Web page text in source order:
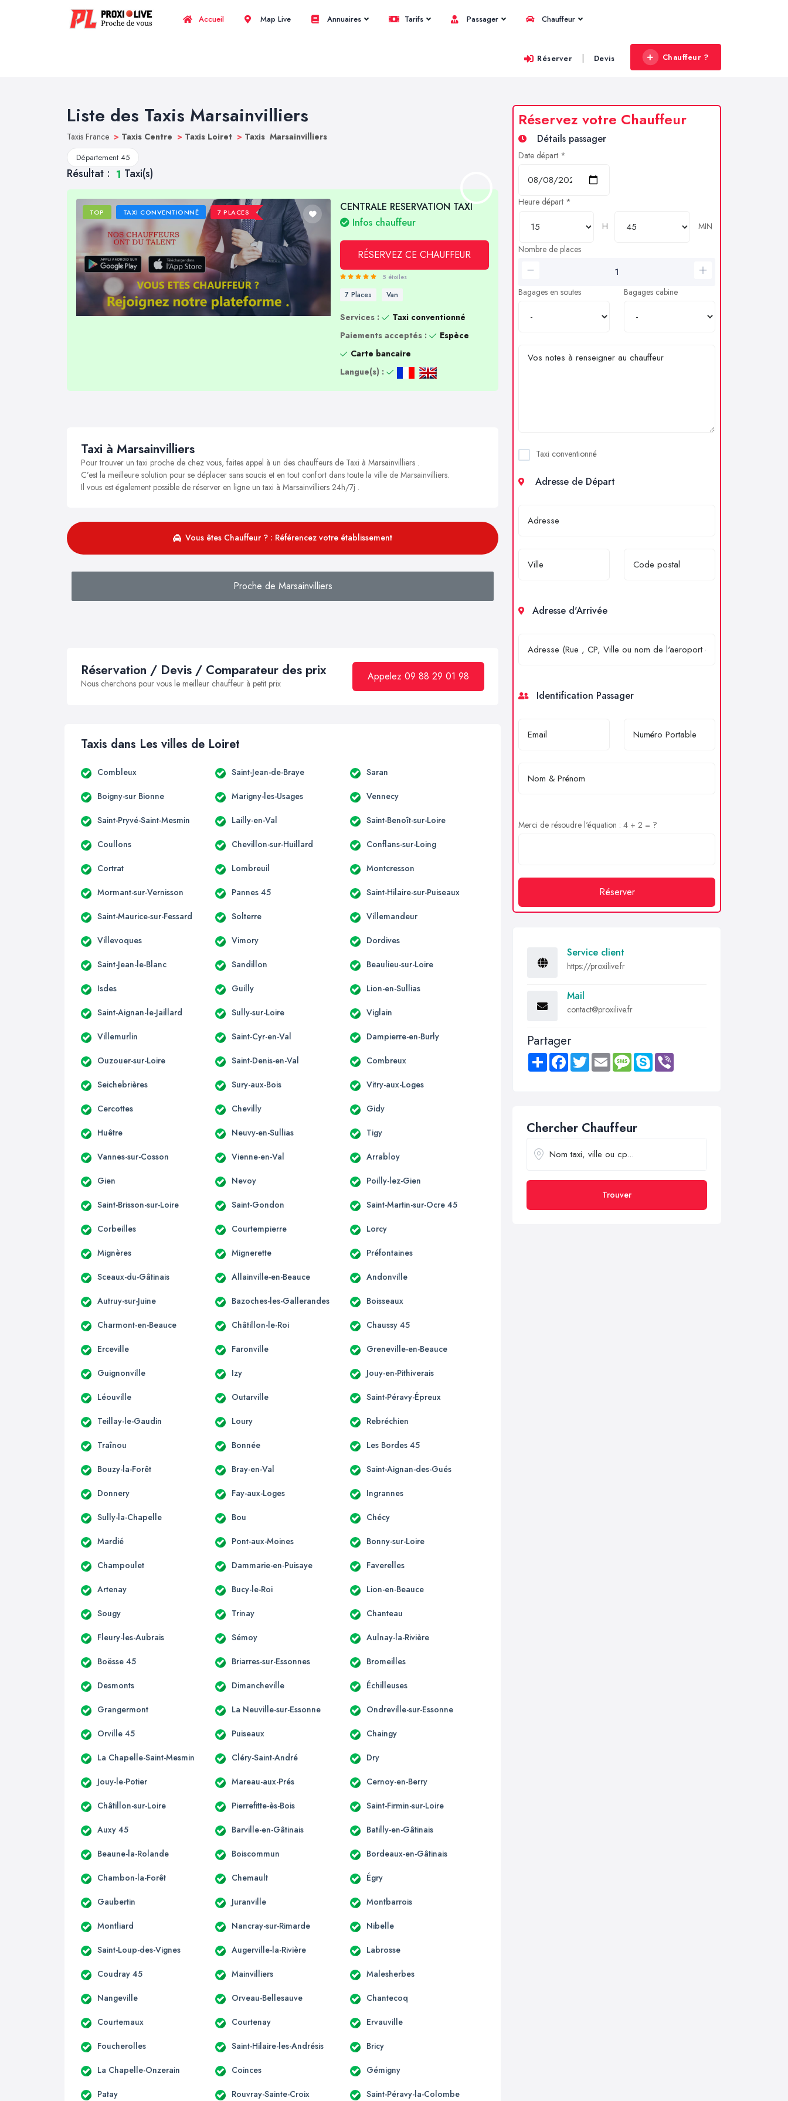
Accueil Map Live Annuaires Tarifs Passager Chauffeur
Réserver | Devis Chauffeur ?
Liste des Taxis Marsainvilliers
Taxis France > Taxis Centre > Taxis Loiret > Taxis Marsainvilliers
Département 45
Résultat : 1 Taxi(s)
TOP TAXI CONVENTIONNÉ 7 PLACES
CENTRALE RESERVATION TAXI
Infos chauffeur
RÉSERVEZ CE CHAUFFEUR
5 étoiles
7 Places Van
Services :
Taxi conventionné
Paiements acceptés :
Espèce
Carte bancaire
Langue(s) :
Taxi à Marsainvilliers
Pour trouver un taxi proche de chez vous, faites appel à un des chauffeurs de Taxi à Marsainvilliers .
C’est la meilleure solution pour se déplacer sans soucis et en tout confort dans toute la ville de Marsainvilliers.
Il vous est également possible de réserver en ligne un taxi à Marsainvilliers 24h/7j .
Vous êtes Chauffeur ? : Référencez votre établissement
Proche de Marsainvilliers
Réservation / Devis / Comparateur des prix
Nous cherchons pour vous le meilleur chauffeur à petit prix
Appelez 09 88 29 01 98
Taxis dans Les villes de Loiret
Combleux Saint-Jean-de-Braye Saran
Boigny-sur Bionne Marigny-les-Usages Vennecy
Saint-Pryvé-Saint-Mesmin Lailly-en-Val Saint-Benoît-sur-Loire
Coullons Chevillon-sur-Huillard Conflans-sur-Loing
Cortrat Lombreuil Montcresson
Mormant-sur-Vernisson Pannes 45 Saint-Hilaire-sur-Puiseaux
Saint-Maurice-sur-Fessard Solterre Villemandeur
Villevoques Vimory Dordives
Saint-Jean-le-Blanc Sandillon Beaulieu-sur-Loire
Isdes Guilly Lion-en-Sullias
Saint-Aignan-le-Jaillard Sully-sur-Loire Viglain
Villemurlin Saint-Cyr-en-Val Dampierre-en-Burly
Ouzouer-sur-Loire Saint-Denis-en-Val Combreux
Seichebrières Sury-aux-Bois Vitry-aux-Loges
Cercottes Chevilly Gidy
Huêtre Neuvy-en-Sullias Tigy
Vannes-sur-Cosson Vienne-en-Val Arrabloy
Gien Nevoy Poilly-lez-Gien
Saint-Brisson-sur-Loire Saint-Gondon Saint-Martin-sur-Ocre 45
Corbeilles Courtempierre Lorcy
Mignères Mignerette Préfontaines
Sceaux-du-Gâtinais Allainville-en-Beauce Andonville
Autruy-sur-Juine Bazoches-les-Gallerandes Boisseaux
Charmont-en-Beauce Châtillon-le-Roi Chaussy 45
Erceville Faronville Greneville-en-Beauce
Guignonville Izy Jouy-en-Pithiverais
Léouville Outarville Saint-Péravy-Épreux
Teillay-le-Gaudin Loury Rebréchien
Traînou Bonnée Les Bordes 45
Bouzy-la-Forêt Bray-en-Val Saint-Aignan-des-Gués
Donnery Fay-aux-Loges Ingrannes
Sully-la-Chapelle Bou Chécy
Mardié Pont-aux-Moines Bonny-sur-Loire
Champoulet Dammarie-en-Puisaye Faverelles
Artenay Bucy-le-Roi Lion-en-Beauce
Sougy Trinay Chanteau
Fleury-les-Aubrais Sémoy Aulnay-la-Rivière
Boësse 45 Briarres-sur-Essonnes Bromeilles
Desmonts Dimancheville Échilleuses
Grangermont La Neuville-sur-Essonne Ondreville-sur-Essonne
Orville 45 Puiseaux Chaingy
La Chapelle-Saint-Mesmin Cléry-Saint-André Dry
Jouy-le-Potier Mareau-aux-Prés Cernoy-en-Berry
Châtillon-sur-Loire Pierrefitte-ès-Bois Saint-Firmin-sur-Loire
Auxy 45 Barville-en-Gâtinais Batilly-en-Gâtinais
Beaune-la-Rolande Boiscommun Bordeaux-en-Gâtinais
Chambon-la-Forêt Chemault Égry
Gaubertin Juranville Montbarrois
Montliard Nancray-sur-Rimarde Nibelle
Saint-Loup-des-Vignes Augerville-la-Rivière Labrosse
Coudray 45 Mainvilliers Malesherbes
Nangeville Orveau-Bellesauve Chantecoq
Courtemaux Courtenay Ervauville
Foucherolles Saint-Hilaire-les-Andrésis Bricy
La Chapelle-Onzerain Coinces Gémigny
Patay Rouvray-Sainte-Croix Saint-Péravy-la-Colombe
Réservez votre Chauffeur
Détails passager
Date départ *
Heure départ *
H
MIN
Nombre de places
Bagages en soutes Bagages cabine
Taxi conventionné
Adresse de Départ
Adresse d'Arrivée
Identification Passager
Merci de résoudre l'équation : 4 + 2 = ?
Réserver
Service client
https://proxilive.fr
Mail
contact@proxilive.fr
Partager
Share FacebookTwitter Email MessageSkype
Chercher Chauffeur
Trouver